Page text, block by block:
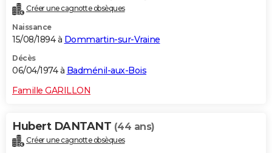
Créer une cagnotte obsèques
Naissance
15/08/1894 à Dommartin-sur-Vraine
Décès
06/04/1974 à Badménil-aux-Bois
Famille GARILLON
Hubert DANTANT (44 ans)
Créer une cagnotte obsèques